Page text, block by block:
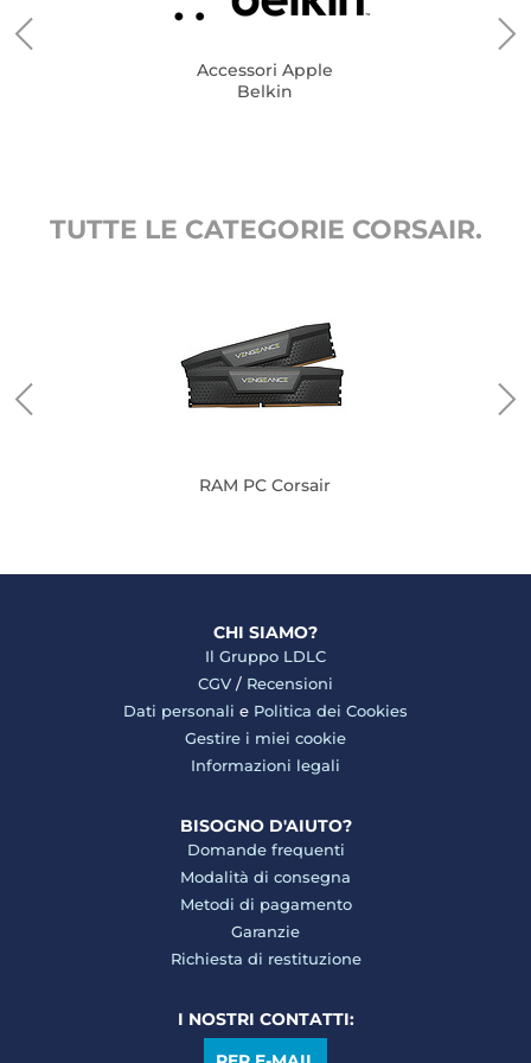
Accessori Apple
Belkin
TUTTE LE CATEGORIE CORSAIR.
RAM PC Corsair
CHI SIAMO?
Il Gruppo LDLC
CGV / Recensioni
Dati personali e Politica dei Cookies
Gestire i miei cookie
Informazioni legali
BISOGNO D'AIUTO?
Domande frequenti
Modalità di consegna
Metodi di pagamento
Garanzie
Richiesta di restituzione
I NOSTRI CONTATTI: